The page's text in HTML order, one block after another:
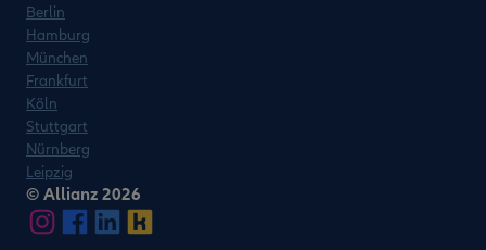
Berlin
Hamburg
München
Frankfurt
Köln
Stuttgart
Nürnberg
Leipzig
© Allianz 2026